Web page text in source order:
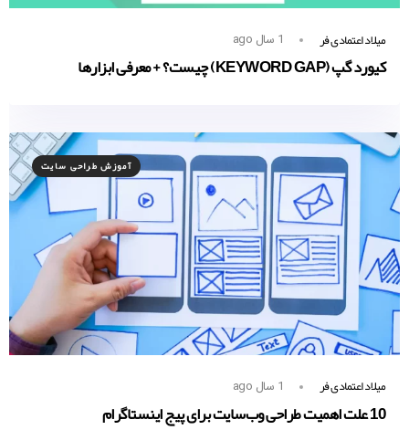
میلاد اعتمادی فر 1 سال ago
کیورد گپ (KEYWORD GAP) چیست؟ + معرفی ابزارها
آموزش طراحی سایت
میلاد اعتمادی فر 1 سال ago
10 علت اهمیت طراحی وب‌سایت برای پیج اینستاگرام